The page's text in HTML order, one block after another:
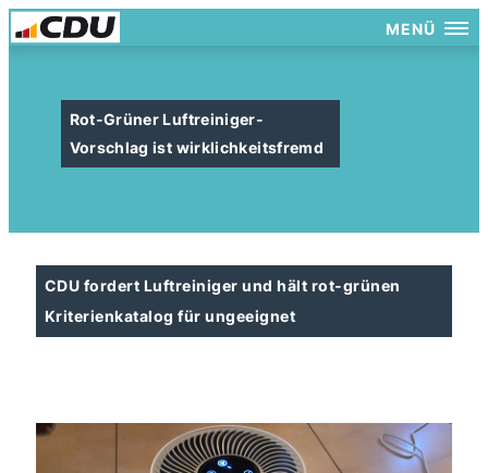
MENÜ
Rot-Grüner Luftreiniger-
Vorschlag ist wirklichkeitsfremd
CDU fordert Luftreiniger und hält rot-grünen
Kriterienkatalog für ungeeignet